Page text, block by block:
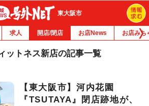
東大阪市
求人 開店/閉店 お店News お店みち
ットネス新店の記事一覧
【東大阪市】河内花園
『TSUTAYA』閉店跡地が、